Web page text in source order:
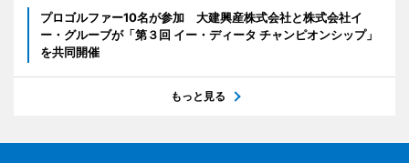
プロゴルファー10名が参加 大建興産株式会社と株式会社イ
ー・グルーブが「第３回 イー・ディータ チャンピオンシップ」
を共同開催
もっと見る